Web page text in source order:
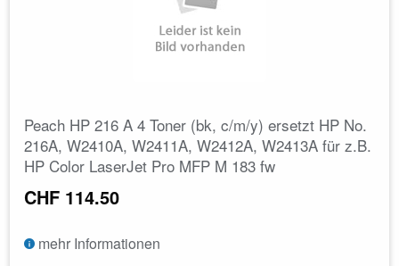
Peach HP 216 A 4 Toner (bk, c/m/y) ersetzt HP No.
216A, W2410A, W2411A, W2412A, W2413A für z.B.
HP Color LaserJet Pro MFP M 183 fw
CHF 114.50
mehr Informationen